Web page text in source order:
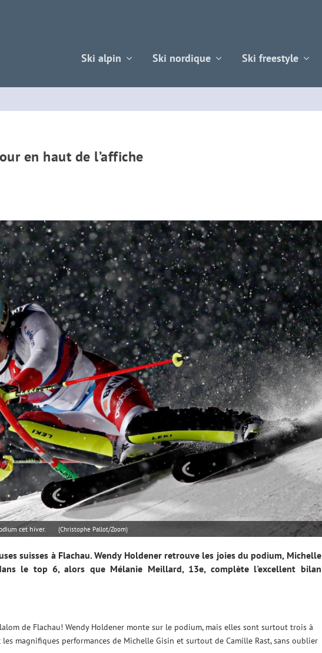
Ski alpin Ski nordique Ski freestyle
en haut de l’affiche
cet hiver. (Christophe Pallot/Zoom)
suisses à Flachau. Wendy Holdener retrouve les joies du podium, Michelle
le top 6, alors que Mélanie Meillard, 13e, complète l'excellent bilan
de Flachau! Wendy Holdener monte sur le podium, mais elles sont surtout trois à
les magnifiques performances de Michelle Gisin et surtout de Camille Rast, sans oublier